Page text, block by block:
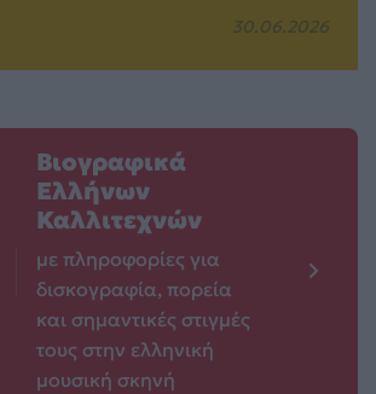
30.06.2026
Βιογραφικά
Ελλήνων
Καλλιτεχνών
με πληροφορίες για
δισκογραφία, πορεία
και σημαντικές στιγμές
τους στην ελληνική
μουσική σκηνή